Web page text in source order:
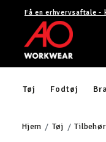
Få en erhvervsaftale -
Tøj Fodtøj
Hjem Tøj